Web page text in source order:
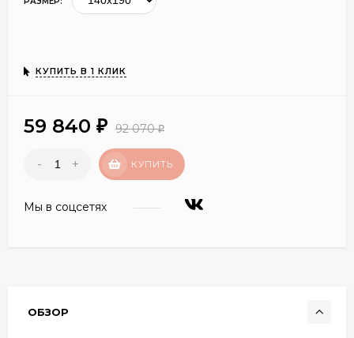
КУПИТЬ В 1 КЛИК
59 840 ₽ 92 070₽
- + КУПИТЬ
Мы в соцсетях
ОБЗОР